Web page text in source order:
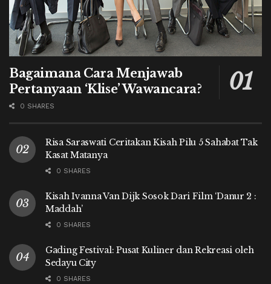
Bagaimana Cara Menjawab
Pertanyaan ‘Klise’ Wawancara?
0 SHARES
Risa Saraswati Ceritakan Kisah Pilu 5 Sahabat Tak
Kasat Matanya
0 SHARES
Kisah Ivanna Van Dijk Sosok Dari Film ‘Danur 2 :
Maddah’
0 SHARES
Gading Festival: Pusat Kuliner dan Rekreasi oleh
Sedayu City
0 SHARES